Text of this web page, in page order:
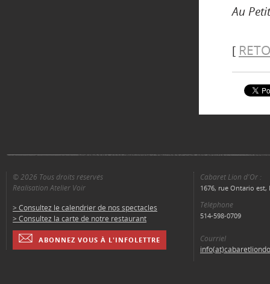
Au
[
© 2026 Tous droits réservés
Réalisation Atelier Voir
> Consultez le calendrier de nos spectacles
> Consultez la carte de notre restaurant
ABONNEZ VOUS À L'INFOLETTRE
Cabaret Lion d'Or :
1676, rue Ontario est,
Téléphone
514-598-0709
Courriel